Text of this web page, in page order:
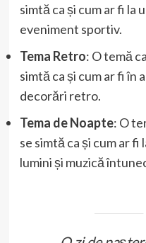
simtă ca și cum ar fi la
eveniment sportiv.
Tema Retro: O temă
simtă ca și cum ar fi în
decorări retro.
Tema de Noapte: O
se simtă ca și cum ar fi
lumini și muzică